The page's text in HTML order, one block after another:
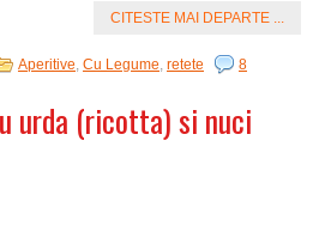
CITESTE MAI DEPARTE ...
Aperitive, Cu Legume, retete
8
urda (ricotta) si nuci